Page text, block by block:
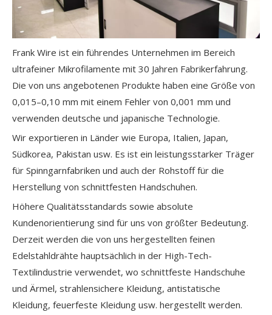
Frank Wire ist ein führendes Unternehmen im Bereich
ultrafeiner Mikrofilamente mit 30 Jahren Fabrikerfahrung.
Die von uns angebotenen Produkte haben eine Größe von
0,015–0,10 mm mit einem Fehler von 0,001 mm und
verwenden deutsche und japanische Technologie.
Wir exportieren in Länder wie Europa, Italien, Japan,
Südkorea, Pakistan usw. Es ist ein leistungsstarker Träger
für Spinngarnfabriken und auch der Rohstoff für die
Herstellung von schnittfesten Handschuhen.
Höhere Qualitätsstandards sowie absolute
Kundenorientierung sind für uns von größter Bedeutung.
Derzeit werden die von uns hergestellten feinen
Edelstahldrähte hauptsächlich in der High-Tech-
Textilindustrie verwendet, wo schnittfeste Handschuhe
und Ärmel, strahlensichere Kleidung, antistatische
Kleidung, feuerfeste Kleidung usw. hergestellt werden.